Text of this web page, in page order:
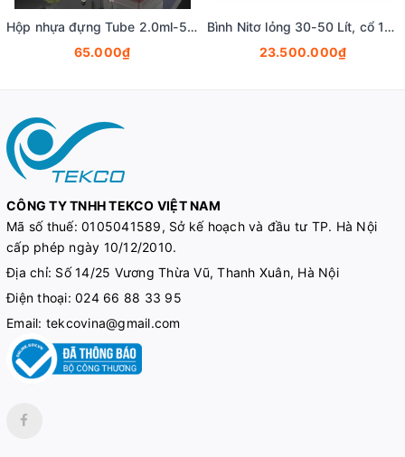
Hộp nhựa đựng Tube 2.0ml-5ml-15ml-50ml, 16-100 vị trí (Cryogenic Vial Box), hãng Fcombio
65.000₫
Bình Nitơ lỏng 30-50 Lít, cổ 125mm, Vỏ bình nito lỏng- Bình chứa khí nito lỏng, Fcombio
23.500.000₫
CÔNG TY TNHH TEKCO VIỆT NAM
Mã số thuế: 0105041589, Sở kế hoạch và đầu tư TP. Hà Nội
cấp phép ngày 10/12/2010.
Địa chỉ: Số 14/25 Vương Thừa Vũ, Thanh Xuân, Hà Nội
Điện thoại: 024 66 88 33 95
Email: tekcovina@gmail.com